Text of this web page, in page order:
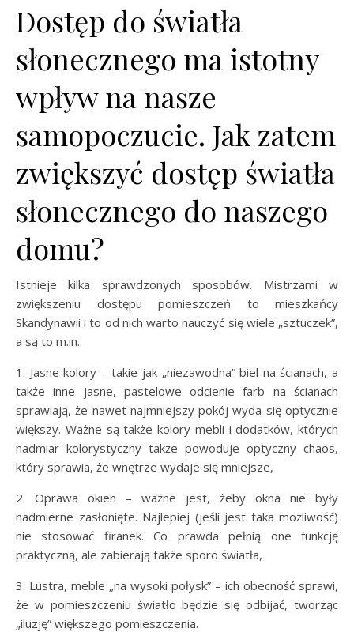
Dostęp do światła
słonecznego ma istotny
wpływ na nasze
samopoczucie. Jak zatem
zwiększyć dostęp światła
słonecznego do naszego
domu?
Istnieje kilka sprawdzonych sposobów. Mistrzami w
zwiększeniu dostępu pomieszczeń to mieszkańcy
Skandynawii i to od nich warto nauczyć się wiele „sztuczek”,
a są to m.in.:
1. Jasne kolory – takie jak „niezawodna” biel na ścianach, a
także inne jasne, pastelowe odcienie farb na ścianach
sprawiają, że nawet najmniejszy pokój wyda się optycznie
większy. Ważne są także kolory mebli i dodatków, których
nadmiar kolorystyczny także powoduje optyczny chaos,
który sprawia, że wnętrze wydaje się mniejsze,
2. Oprawa okien – ważne jest, żeby okna nie były
nadmierne zasłonięte. Najlepiej (jeśli jest taka możliwość)
nie stosować firanek. Co prawda pełnią one funkcję
praktyczną, ale zabierają także sporo światła,
3. Lustra, meble „na wysoki połysk” – ich obecność sprawi,
że w pomieszczeniu światło będzie się odbijać, tworząc
„iluzję” większego pomieszczenia.